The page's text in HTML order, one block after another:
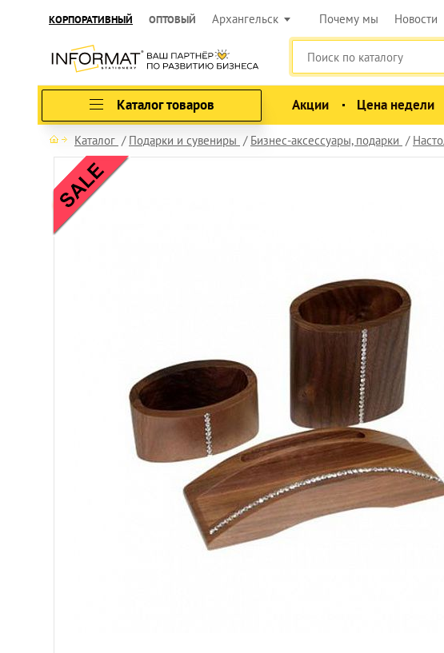
КОРПОРАТИВНЫЙ ОПТОВЫЙ Архангельск Почему мы Новости
Каталог товаров Акции Цена недели
Каталог Подарки и сувениры Бизнес-аксессуары, подарки